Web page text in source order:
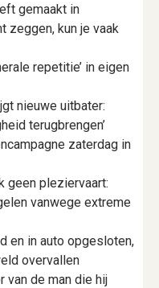
gemaakt in
zeggen, kun je vaak
repetitie’ in eigen
nieuwe uitbater:
terugbrengen’
zaterdag in
geen pleziervaart:
vanwege extreme
en in auto opgesloten,
overvallen
van de man die hij